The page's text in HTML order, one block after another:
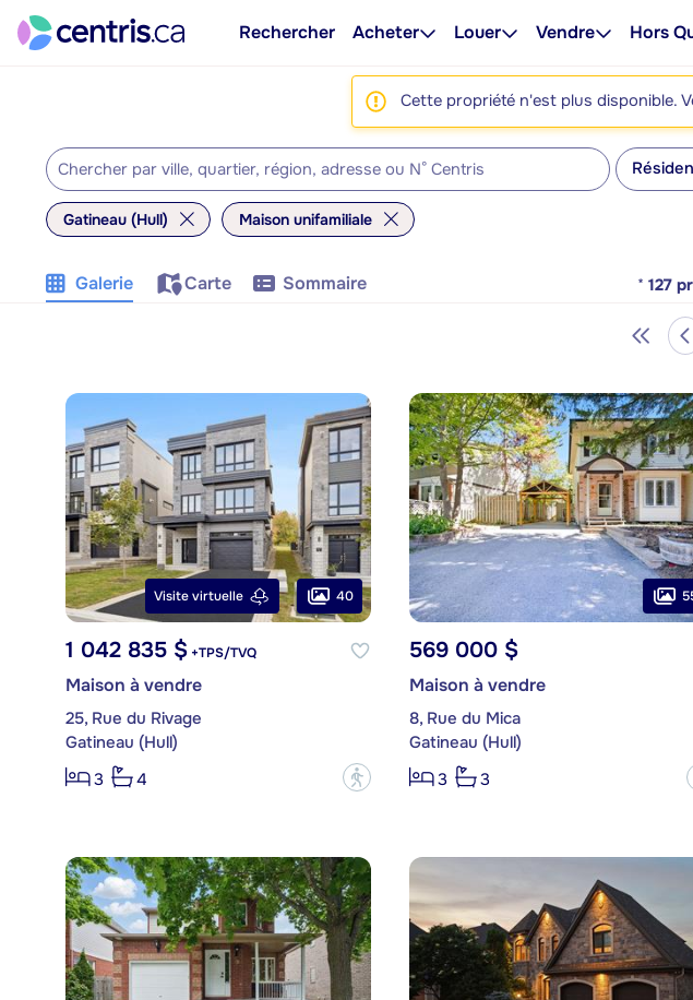
Rechercher Acheter Louer Vendre Hors
Cette propriété n'est plus disponible.
Gatineau (Hull) Maison unifamiliale
Galerie Carte Sommaire * 127
Visite virtuelle 40
1 042 835 $+TPS/TVQ
Maison à vendre
25, Rue du Rivage
Gatineau (Hull)
3
4 ?
569 000 $
Maison à vendre
8, Rue du Mica
Gatineau (Hull)
3
3